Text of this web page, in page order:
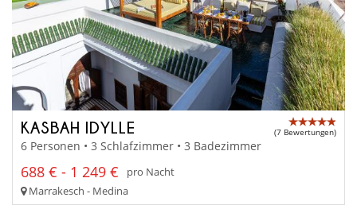
KASBAH IDYLLE (7 Bewertungen)
6 Personen • 3 Schlafzimmer • 3 Badezimmer
688 € - 1 249 €
pro Nacht
Marrakesch - Medina